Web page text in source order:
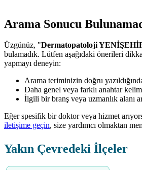
Arama Sonucu
Üzgünüz, "Dermatopatoloji
bulamadık. Lütfen aşağıdaki önerileri
yapmayı deneyin:
Arama teriminizin doğru
Daha genel veya farklı anahtar
İlgili bir branş veya uzmanlık alanı
Eğer spesifik bir doktor veya hizmet
iletişime geçin, size yardımcı olmaktan
Yakın Çevredeki İlçeler